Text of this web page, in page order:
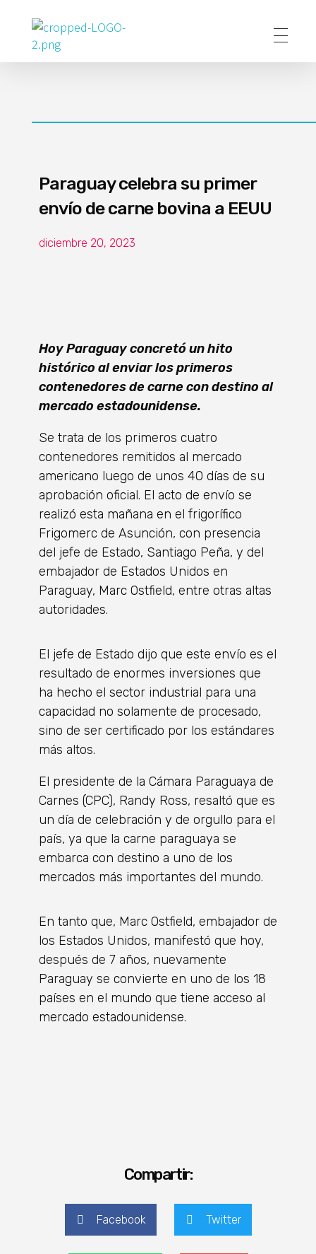
Poder Agropecuario
Paraguay celebra su primer
envío de carne bovina a EEUU
diciembre 20, 2023
Hoy Paraguay concretó un hito
histórico al enviar los primeros
contenedores de carne con destino al
mercado estadounidense.
Se trata de los primeros cuatro
contenedores remitidos al mercado
americano luego de unos 40 días de su
aprobación oficial. El acto de envío se
realizó esta mañana en el frigorífico
Frigomerc de Asunción, con presencia
del jefe de Estado, Santiago Peña, y del
embajador de Estados Unidos en
Paraguay, Marc Ostfield, entre otras altas
autoridades.
El jefe de Estado dijo que este envío es el
resultado de enormes inversiones que
ha hecho el sector industrial para una
capacidad no solamente de procesado,
sino de ser certificado por los estándares
más altos.
El presidente de la Cámara Paraguaya de
Carnes (CPC), Randy Ross, resaltó que es
un día de celebración y de orgullo para el
país, ya que la carne paraguaya se
embarca con destino a uno de los
mercados más importantes del mundo.
En tanto que, Marc Ostfield, embajador de
los Estados Unidos, manifestó que hoy,
después de 7 años, nuevamente
Paraguay se convierte en uno de los 18
países en el mundo que tiene acceso al
mercado estadounidense.
Compartir:
Facebook Twitter